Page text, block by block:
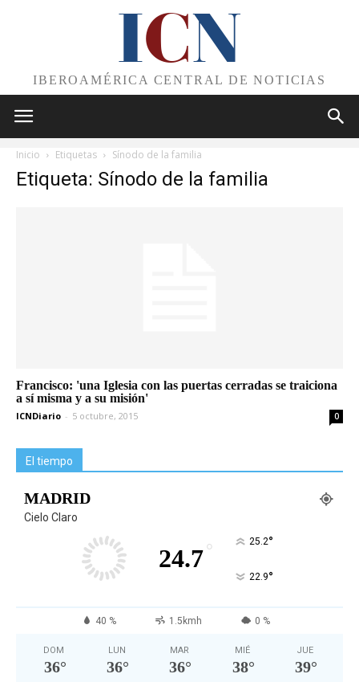
ICN
IBEROAMÉRICA CENTRAL DE NOTICIAS
Inicio Etiquetas Sínodo de la familia
Etiqueta: Sínodo de la familia
Francisco: 'una Iglesia con las puertas cerradas se traiciona
a sí misma y a su misión'
ICNDiario - 5 octubre, 2015 0
El tiempo
MADRID
Cielo Claro
24.7° 25.2°
22.9°
40 % 1.5kmh 0 %
DOM
36°
LUN
36°
MAR
36°
MIÉ
38°
JUE
39°